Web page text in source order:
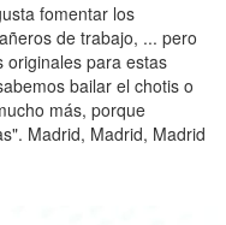
fomentar los
de trabajo, ... pero
originales para estas
bailar el chotis o
más, porque
Madrid, Madrid, Madrid